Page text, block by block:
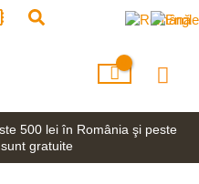
500 lei în România şi peste
gratuite